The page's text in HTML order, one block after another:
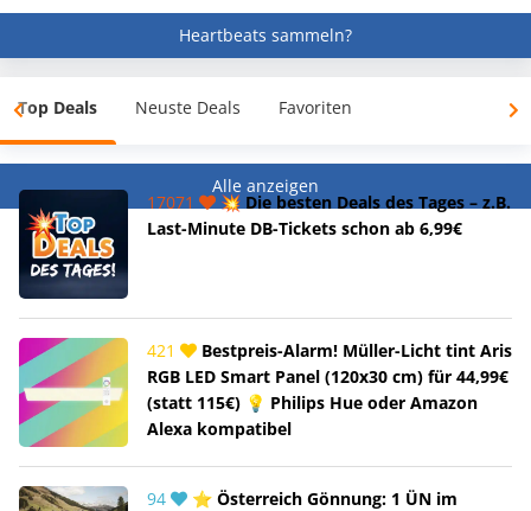
Heartbeats sammeln?
Top Deals Neuste Deals Favoriten
Alle anzeigen
17071
💥 Die besten Deals des Tages – z.B.
Last-Minute DB-Tickets schon ab 6,99€
421
Bestpreis-Alarm! Müller-Licht tint Aris
RGB LED Smart Panel (120x30 cm) für 44,99€
(statt 115€) 💡 Philips Hue oder Amazon
Alexa kompatibel
94
⭐ Österreich Gönnung: 1 ÜN im